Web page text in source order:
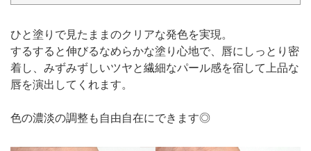
ひと塗りで見たままのクリアな発色を実現。
するすると伸びるなめらかな塗り心地で、唇にしっとり密
着し、みずみずしいツヤと繊細なパール感を宿して上品な
唇を演出してくれます。
色の濃淡の調整も自由自在にできます◎